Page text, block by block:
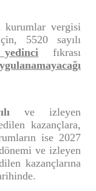
kurumlar vergisi
5520 sayılı
fıkrası
ve izleyen
kazançlara,
ise 2027
ve izleyen
kazançlarına